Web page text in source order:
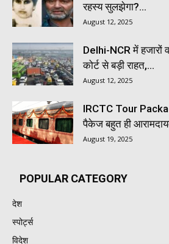
रहस्य सुलझेगा?...
August 12, 2025
Delhi-NCR में हजारों
कोर्ट से बड़ी राहत,...
August 12, 2025
IRCTC Tour
पैकेज बहुत ही
August 19, 2025
POPULAR CATEGORY
देश
स्पोर्ट्स
विदेश